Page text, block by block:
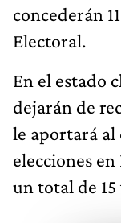
concederán
Electoral.
En el estado
dejarán de
le aportará al
elecciones
un total de